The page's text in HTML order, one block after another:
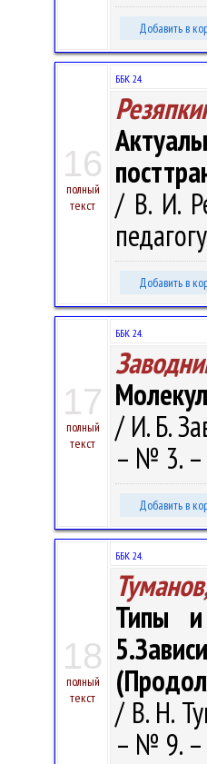
Добавить в
16
полный
текст
ББК 24.
/ В. И.
Добавить в
17
полный
текст
ББК 24.
/ И. Б.
– № 3. –
Добавить в
18
полный
текст
ББК 24.
Типы
/ В. Н.
– № 9. –